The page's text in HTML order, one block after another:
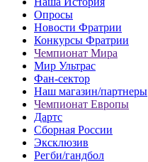
Опросы
Новости Фратрии
Конкурсы Фратрии
Чемпионат Мира
Мир Ультрас
Фан-cектор
Наш магазин/партнеры
Чемпионат Европы
Дартс
Сборная России
Эксклюзив
Регби/гандбол